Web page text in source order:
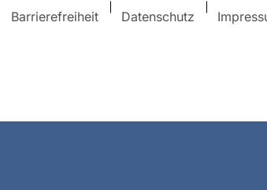
Barrierefreiheit Datenschutz